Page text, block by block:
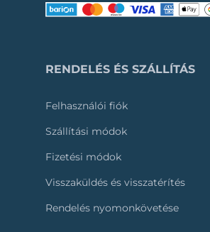
RENDELÉS ÉS SZÁLLÍTÁS
Felhasználói fiók
Szállítási módok
Fizetési módok
Visszaküldés és visszatérítés
Rendelés nyomonkövetése